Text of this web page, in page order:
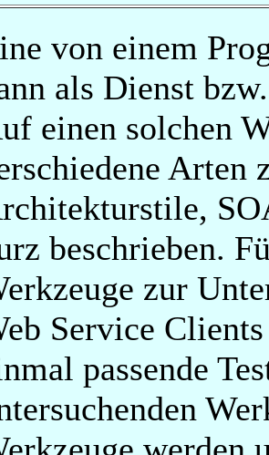
von einem
als Dienst
einen solchen
Arten
beschrieben.
zur
Service
passende